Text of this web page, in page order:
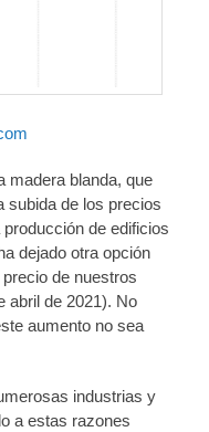
madera blanda, que
subida de los precios
de edificios
dejado otra opción
de nuestros
abril de 2021). No
aumento no sea
industrias y
a estas razones